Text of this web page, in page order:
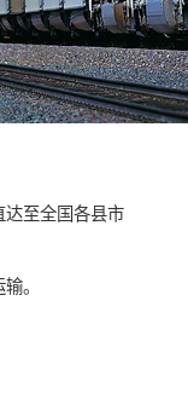
达至全国各县市
。